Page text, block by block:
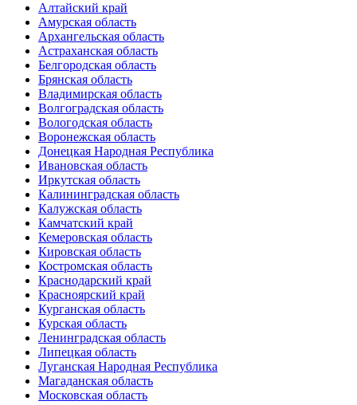
Алтайский край
Амурская область
Архангельская область
Астраханская область
Белгородская область
Брянская область
Владимирская область
Волгоградская область
Вологодская область
Воронежская область
Донецкая Народная Республика
Ивановская область
Иркутская область
Калининградская область
Калужская область
Камчатский край
Кемеровская область
Кировская область
Костромская область
Краснодарский край
Красноярский край
Курганская область
Курская область
Ленинградская область
Липецкая область
Луганская Народная Республика
Магаданская область
Московская область